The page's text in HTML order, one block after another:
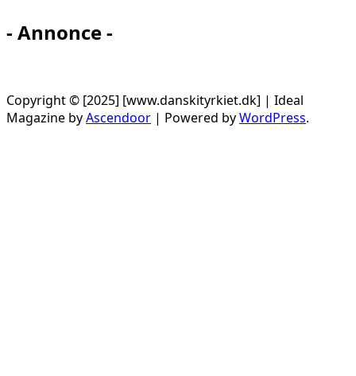
- Annonce -
Copyright © [2025] [www.danskityrkiet.dk] | Ideal
Magazine byAscendoor | Powered byWordPress.